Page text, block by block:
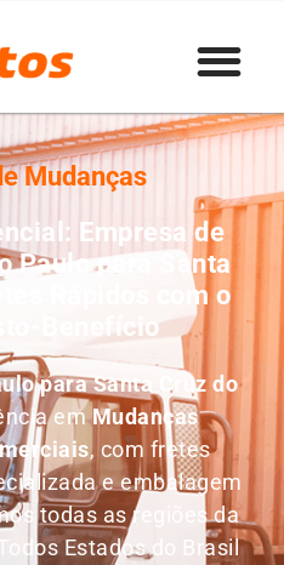
Mudanças
Empresa de
Paulo para Santa
Rápidos com o
Benefício
para Santa Cruz do
emMudanças
, com fretes
e embalagem
todas as regiões da
Estados do Brasil